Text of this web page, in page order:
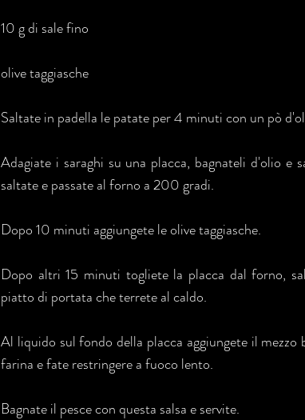
10 g di sale fino
olive taggiasche
Saltate in padella le patate per 4 minuti con un pò
Adagiate i saraghi su una placca, bagnateli d'olio e
saltate e passate al forno a 200 gradi.
Dopo 10 minuti aggiungete le olive taggiasche.
Dopo altri 15 minuti togliete la placca dal forno,
piatto di portata che terrete al caldo.
Al liquido sul fondo della placca aggiungete il
farina e fate restringere a fuoco lento.
Bagnate il pesce con questa salsa e servite.